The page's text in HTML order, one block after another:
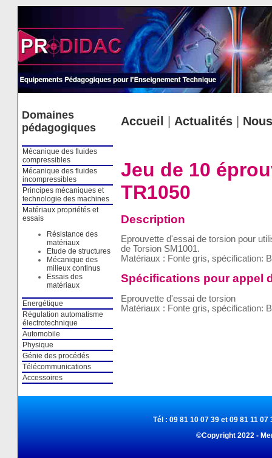
Domaines
pédagogiques
Mécanique des fluides
compressibles
Mécanique des fluides
incompressibles
Principes mécaniques et
technologie des machines
Matériaux propriétés et
essais
Résistance des
matériaux
Etude de structures
Mécanique des
milieux continus
Essais des
matériaux
Energétique
Régulation automatisme
électrotechnique
Automobile
Physique
Génie des procédés
Télécommunications
Accessoires
Accueil Actualités|
Jeu de 10
TR1050
Description
Eprouvette d'essai de torsion pour
de Torsion SM1001.
Matériaux : Fonte gris, spécification:
Spécifications pour appel
Eprouvette d'essai de torsion
Matériaux : Fonte gris, spécification:
Tél : 09 81 10 07 39 et 09 81 11
©Copyright 2022 -
Cookies management panel